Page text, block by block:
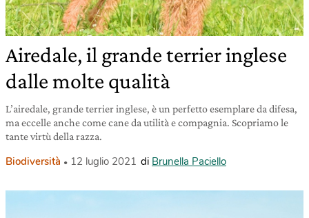
Airedale, il grande terrier inglese
dalle molte qualità
L’airedale, grande terrier inglese, è un perfetto esemplare da difesa,
ma eccelle anche come cane da utilità e compagnia. Scopriamo le
tante virtù della razza.
Biodiversità 12 luglio 2021 di Brunella Paciello